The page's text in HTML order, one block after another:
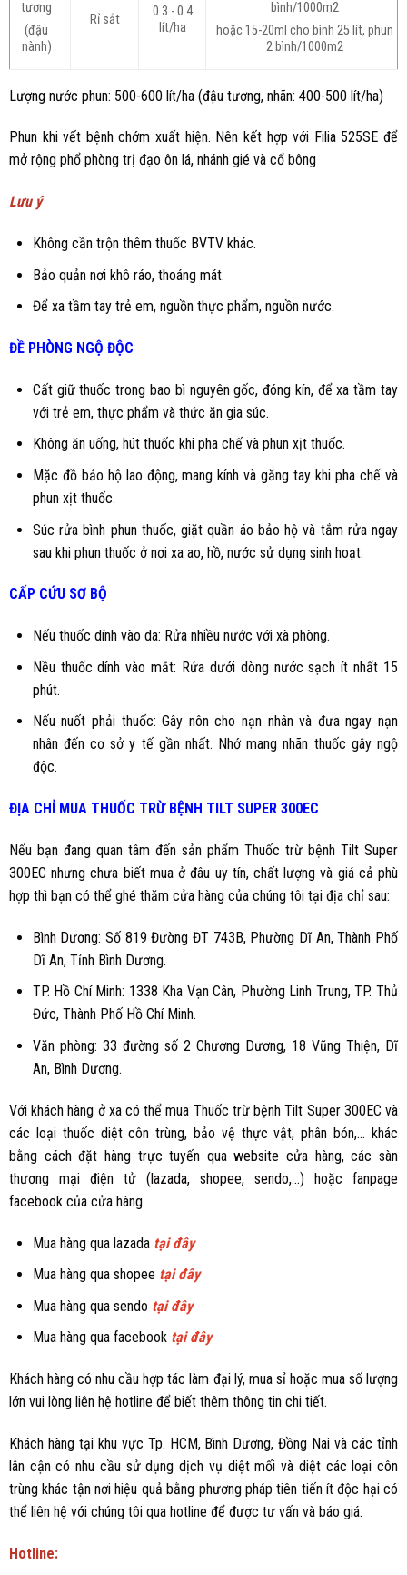
tương
(đậu
nành)
Rỉ sắt
0.3 - 0.4
lít/ha
bình/1000m2
hoặc 15-20ml cho bình 25 lít, phun
2 bình/1000m2
Lượng nước phun: 500-600 lít/ha (đậu tương, nhãn: 400-500 lít/ha)
Phun khi vết bệnh chớm xuất hiện. Nên kết hợp với Filia 525SE để
mở rộng phổ phòng trị đạo ôn lá, nhánh gié và cổ bông
Lưu ý
Không cần trộn thêm thuốc BVTV khác.
Bảo quản nơi khô ráo, thoáng mát.
Để xa tầm tay trẻ em, nguồn thực phẩm, nguồn nước.
ĐỀ PHÒNG NGỘ ĐỘC
Cất giữ thuốc trong bao bì nguyên gốc, đóng kín, để xa tầm tay
với trẻ em, thực phẩm và thức ăn gia súc.
Không ăn uống, hút thuốc khi pha chế và phun xịt thuốc.
Mặc đồ bảo hộ lao động, mang kính và găng tay khi pha chế và
phun xịt thuốc.
Súc rửa bình phun thuốc, giặt quần áo bảo hộ và tắm rửa ngay
sau khi phun thuốc ở nơi xa ao, hồ, nước sử dụng sinh hoạt.
CẤP CỨU SƠ BỘ
Nếu thuốc dính vào da: Rửa nhiều nước với xà phòng.
Nều thuốc dính vào mắt: Rửa dưới dòng nước sạch ít nhất 15
phút.
Nếu nuốt phải thuốc: Gây nôn cho nạn nhân và đưa ngay nạn
nhân đến cơ sở y tế gần nhất. Nhớ mang nhãn thuốc gây ngộ
độc.
ĐỊA CHỈ MUA THUỐC TRỪ BỆNH TILT SUPER 300EC
Nếu bạn đang quan tâm đến sản phẩm Thuốc trừ bệnh Tilt Super
300ECnhưng chưa biết mua ở đâu uy tín, chất lượng và giá cả phù
hợp thì bạn có thể ghé thăm cửa hàng của chúng tôi tại địa chỉ sau:
Bình Dương: Số 819 Đường ĐT 743B, Phường Dĩ An, Thành Phố
Dĩ An, Tỉnh Bình Dương.
TP. Hồ Chí Minh: 1338 Kha Vạn Cân, Phường Linh Trung, TP. Thủ
Đức, Thành Phố Hồ Chí Minh.
Văn phòng: 33 đường số 2 Chương Dương, 18 Vũng Thiện, Dĩ
An, Bình Dương.
Với khách hàng ở xa có thể mua Thuốc trừ bệnhTilt Super 300EC và
các loại thuốc diệt côn trùng, bảo vệ thực vật, phân bón,… khác
bằng cách đặt hàng trực tuyến quawebsite cửa hàng, các sàn
thương mại điện tử (lazada, shopee, sendo,...) hoặc fanpage
facebook của cửa hàng.
Mua hàng qua lazada tại đây
Mua hàng qua shopee tại đây
Mua hàng qua sendo tại đây
Mua hàng qua facebook tại đây
Khách hàng có nhu cầu hợp tác làm đại lý, mua sỉ hoặc mua số lượng
lớn vui lòng liên hệ hotline để biết thêm thông tin chi tiết.
Khách hàng tại khu vực Tp. HCM, Bình Dương, Đồng Nai và các tỉnh
lân cận có nhu cầu sử dụng dịch vụ diệt mối và diệt các loại côn
trùng khác tận nơi hiệu quả bằng phương pháp tiên tiến ít độc hại có
thể liên hệ với chúng tôi qua hotline để được tư vấn và báo giá.
Hotline: